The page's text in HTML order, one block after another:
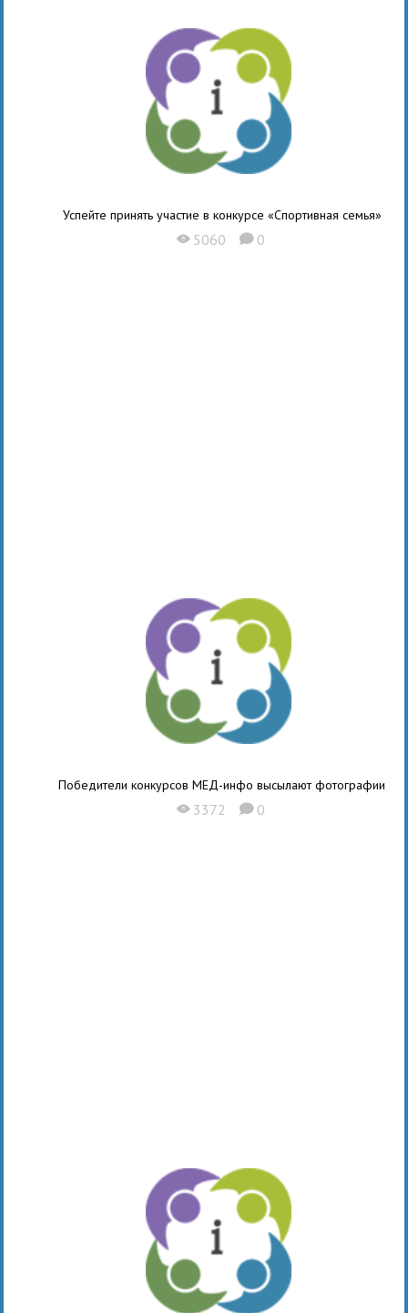
Успейте принять участие в конкурсе «Спортивная семья»
X 5060 K 0
Победители конкурсов МЕД-инфо высылают фотографии
X 3372 K 0